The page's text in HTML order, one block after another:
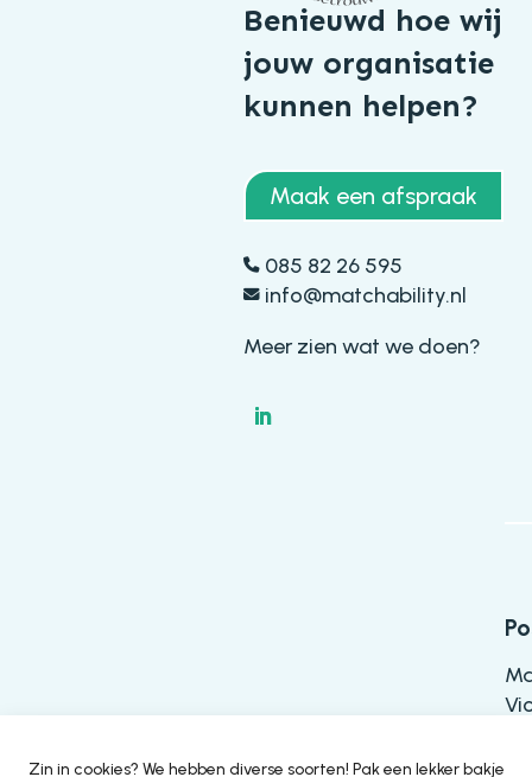
Zin in cookies? We hebben diverse soorten! Pak een lekker bakje
Benieuwd hoe wij
jouw organisatie
kunnen helpen?
Maak een afspraak
085 82 26 595
info@matchability.nl
Meer zien wat we doen?